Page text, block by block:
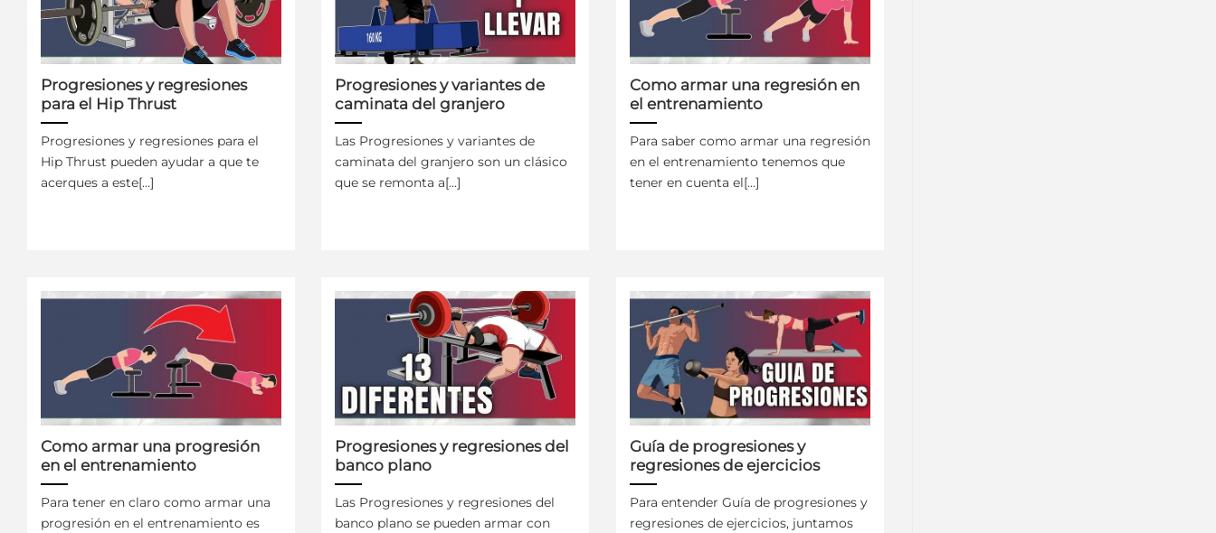
Progresiones y regresiones
para el Hip Thrust
Progresiones y regresiones para el
Hip Thrust pueden ayudar a que te
acerques a este[...]
Progresiones y variantes de
caminata del granjero
Las Progresiones y variantes de
caminata del granjero son un clásico
que se remonta a[...]
Como armar una regresión en
el entrenamiento
Para saber como armar una regresión
en el entrenamiento tenemos que
tener en cuenta el[...]
Como armar una progresión
en el entrenamiento
Para tener en claro como armar una
progresión en el entrenamiento es
Progresiones y regresiones del
banco plano
Las Progresiones y regresiones del
banco plano se pueden armar con
Guía de progresiones y
regresiones de ejercicios
Para entender Guía de progresiones y
regresiones de ejercicios, juntamos